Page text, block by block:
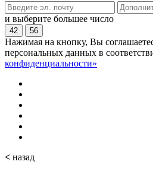
и выберите большее число
42 56
Нажимая на кнопку, Вы
персональных данных в
конфиденциальности»
< назад